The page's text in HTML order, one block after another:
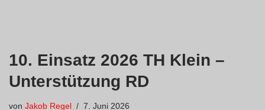
10. Einsatz 2026 TH Klein –
Unterstützung RD
von Jakob Regel 7. Juni 2026